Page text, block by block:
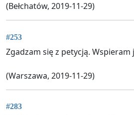
(Bełchatów, 2019-11-29)
#253
Zgadzam się z petycją. Wspieram
(Warszawa, 2019-11-29)
#283